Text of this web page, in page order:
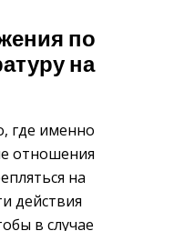
по
на
где именно
отношения
на
действия
в случае